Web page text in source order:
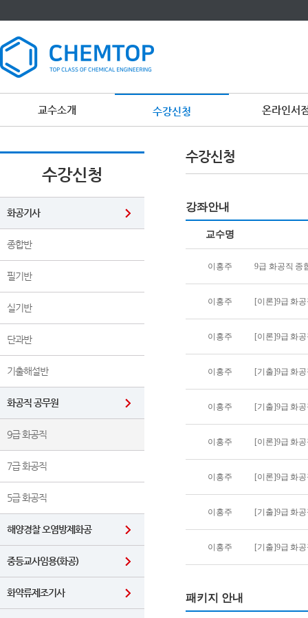
교수소개 수강신청 온라인서
약
관
보
정
보
수강신청
화공기사
종합반
필기반
실기반
단과반
기출해설반
화공직 공무원
9급 화공직
7급 화공직
5급 화공직
해양경찰 오염방제화공
중등교사임용(화공)
화약류제조기사
수강신청
강좌안내
교수명
이홍주 9급 화공직 종
이홍주 [이론]9급 화
이홍주 [이론]9급 화
이홍주 [기출]9급 화
이홍주 [기출]9급 화
이홍주 [이론]9급 화
이홍주 [이론]9급 화
이홍주 [기출]9급 화
이홍주 [기출]9급 화
패키지 안내